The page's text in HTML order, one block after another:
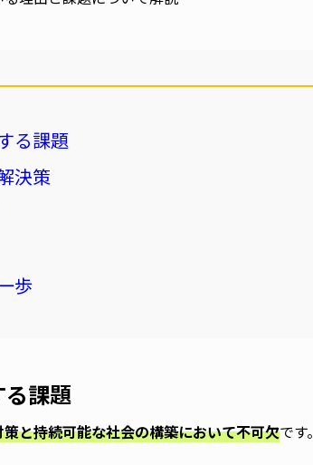
る課題
決策
歩
課題
と持続可能な社会の構築において不可欠です。